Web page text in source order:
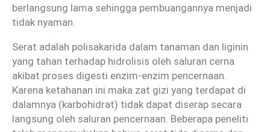
berlangsung lama sehingga pembuangannya menjadi
tidak nyaman.
Serat adalah polisakarida dalam tanaman dan liginin
yang tahan terhadap hidrolisis oleh saluran cerna
akibat proses digesti enzim-enzim pencernaan.
Karena ketahanan ini maka zat gizi yang terdapat di
dalamnya (karbohidrat) tidak dapat diserap secara
langsung oleh saluran pencernaan. Beberapa peneliti